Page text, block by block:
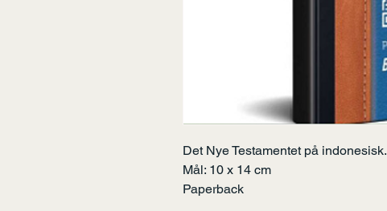
Det Nye Testamentet på indonesisk.
Mål: 10 x 14 cm
Paperback